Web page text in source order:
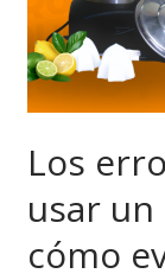
Los
usar
cómo
extractor
de
jugos
y
evitarlos